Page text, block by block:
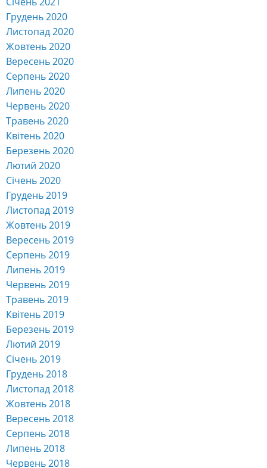
Грудень 2020
Листопад 2020
Жовтень 2020
Вересень 2020
Серпень 2020
Липень 2020
Червень 2020
Травень 2020
Квітень 2020
Березень 2020
Лютий 2020
Січень 2020
Грудень 2019
Листопад 2019
Жовтень 2019
Вересень 2019
Серпень 2019
Липень 2019
Червень 2019
Травень 2019
Квітень 2019
Березень 2019
Лютий 2019
Січень 2019
Грудень 2018
Листопад 2018
Жовтень 2018
Вересень 2018
Серпень 2018
Липень 2018
Червень 2018